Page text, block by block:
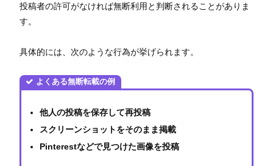
投稿者の許可がなければ無断利用と判断されることがありま
す。
具体的には、次のような行為が挙げられます。
よくある無断転載の例
他人の投稿を保存して再投稿
スクリーンショットをそのまま掲載
Pinterestなどで見つけた画像を投稿